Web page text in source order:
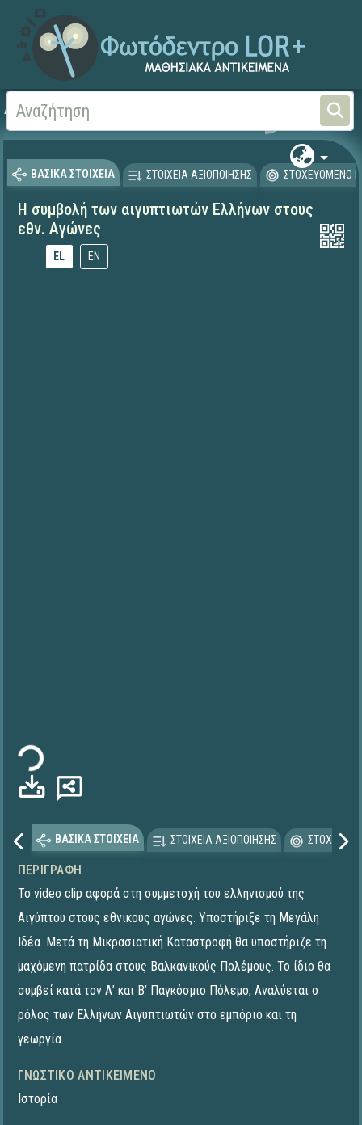
Αρχική
ΒΑΣΙΚΑ ΣΤΟΙΧΕΙΑ ΣΤΟΙΧΕΙΑ ΑΞΙΟΠΟΙΗΣΗΣ ΣΤΟΧΕΥΟΜΕΝΟ
Η συμβολή των αιγυπτιωτών Ελλήνων στους
εθν. Αγώνες
EL EN
Φόρτωση...
ΒΑΣΙΚΑ ΣΤΟΙΧΕΙΑ ΣΤΟΙΧΕΙΑ ΑΞΙΟΠΟΙΗΣΗΣ
ΠΕΡΙΓΡΑΦΉ
Το video clip αφορά στη συμμετοχή του ελληνισμού της
Αιγύπτου στους εθνικούς αγώνες. Υποστήριξε τη Μεγάλη
Ιδέα. Μετά τη Μικρασιατική Καταστροφή θα υποστήριζε τη
μαχόμενη πατρίδα στους Βαλκανικούς Πολέμους. Το ίδιο θα
συμβεί κατά τον Α’ και Β’ Παγκόσμιο Πόλεμο, Αναλύεται ο
ρόλος των Ελλήνων Αιγυπτιωτών στο εμπόριο και τη
γεωργία.
ΓΝΩΣΤΙΚΌ ΑΝΤΙΚΕΊΜΕΝΟ
Ιστορία